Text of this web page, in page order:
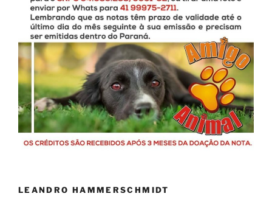
LEANDRO HAMMERSCHMIDT